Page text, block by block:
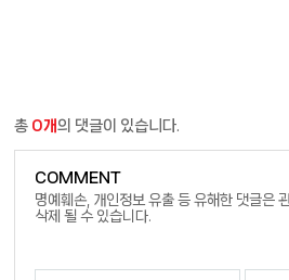
총 0개의 댓글이 있습니다.
COMMENT
명예훼손, 개인정보 유출 등 유해한 댓글은
삭제 될 수 있습니다.